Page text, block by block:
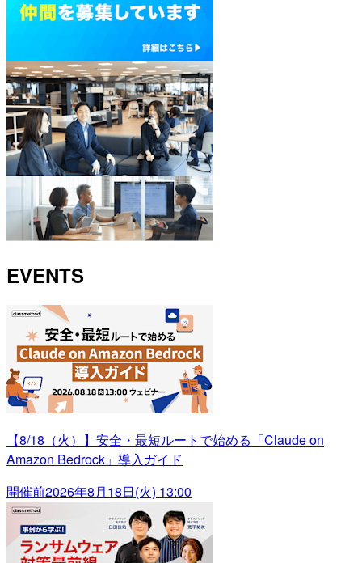
EVENTS
【8/18（火）】安全・最短ルートで始める「Claude on
Amazon Bedrock」導入ガイド
開催前2026年8月18日(火) 13:00